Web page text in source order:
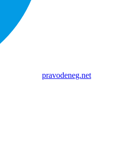
pravodeneg.net